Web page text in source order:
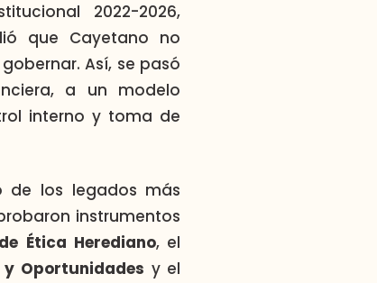
2022-2026,
que Cayetano no
Así, se pasó
a un modelo
interno y toma de
de los legados más
instrumentos
Ética Herediano, el
Oportunidades y el